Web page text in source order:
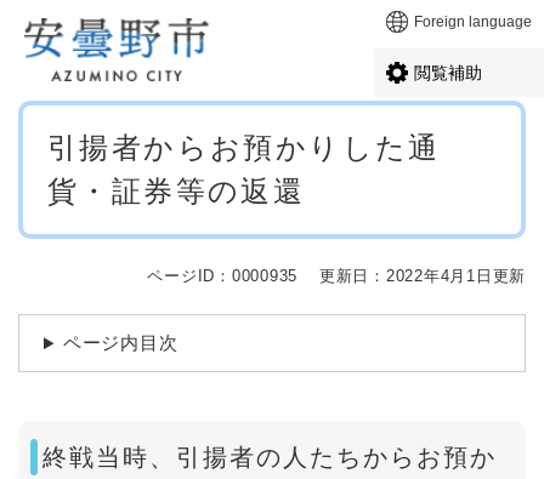
メニューを飛ばして本文へ Foreign language
閲覧補助
本
引揚者からお預かりした通
貨・証券等の返還
ページID：0000935 更新日：2022年4月1日更新
ページ内目次
終戦当時、引揚者の人たちからお預か